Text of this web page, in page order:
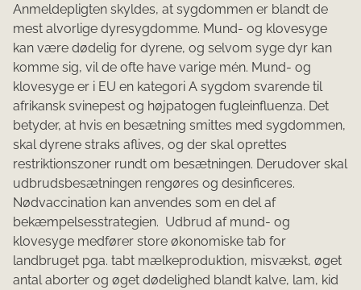
Anmeldepligten skyldes, at sygdommen er blandt de
mest alvorlige dyresygdomme. Mund- og klovesyge
kan være dødelig for dyrene, og selvom syge dyr kan
komme sig, vil de ofte have varige mén. Mund- og
klovesyge er i EU en kategori A sygdom svarende til
afrikansk svinepest og højpatogen fugleinfluenza. Det
betyder, at hvis en besætning smittes med sygdommen,
skal dyrene straks aflives, og der skal oprettes
restriktionszoner rundt om besætningen. Derudover skal
udbrudsbesætningen rengøres og desinficeres.
Nødvaccination kan anvendes som en del af
bekæmpelsesstrategien. Udbrud af mund- og
klovesyge medfører store økonomiske tab for
landbruget pga. tabt mælkeproduktion, misvækst, øget
antal aborter og øget dødelighed blandt kalve, lam, kid